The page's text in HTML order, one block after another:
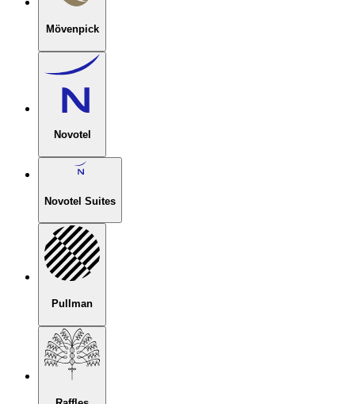
Mövenpick
Novotel
Novotel Suites
Pullman